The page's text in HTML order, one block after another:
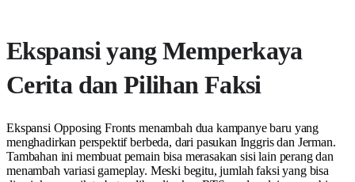
Ekspansi yang Memperkaya
Cerita dan Pilihan Faksi
Ekspansi Opposing Fronts menambah dua kampanye baru yang
menghadirkan perspektif berbeda, dari pasukan Inggris dan Jerman.
Tambahan ini membuat pemain bisa merasakan sisi lain perang dan
menambah variasi gameplay. Meski begitu, jumlah faksi yang bisa